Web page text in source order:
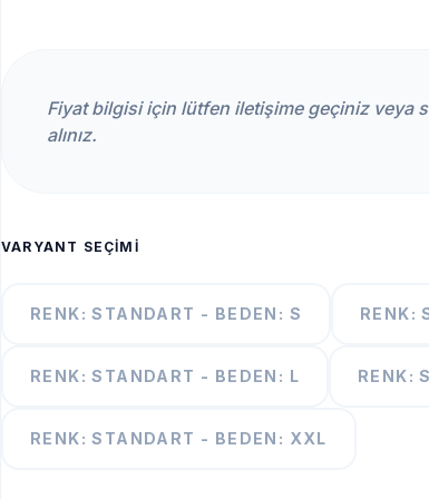
Fiyat bilgisi için lütfen iletişime geçiniz veya
alınız.
VARYANT SEÇIMI
RENK: STANDART - BEDEN: S RENK:
RENK: STANDART - BEDEN: L RENK:
RENK: STANDART - BEDEN: XXL